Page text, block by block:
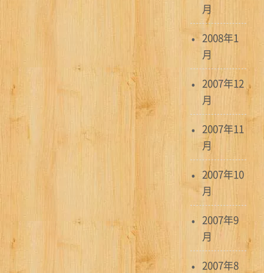
月
2008年1
月
2007年12
月
2007年11
月
2007年10
月
2007年9
月
2007年8